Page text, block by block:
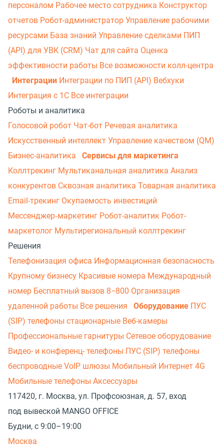
персоналом Рабочее место сотрудника Конструктор
отчетов Робот-администратор Управление рабочими
ресурсами База знаний Управление сделками ПИП
(API) для УВК (CRM) Чат для сайта Оценка
эффективности работы Все возможности колл-центра
Интеграции Интеграции по ПИП (API) Вебхуки
Интеграция с 1С Все интеграции
Роботы и аналитика
Голосовой робот Чат-бот Речевая аналитика
Искусственный интеллект Управление качеством (QM)
Бизнес-аналитика
Сервисы для маркетинга
Коллтрекинг Мультиканальная аналитика Анализ
конкурентов Сквозная аналитика Товарная аналитика
Email-трекинг Окупаемость инвестиций
Мессенджер‑маркетинг Робот-аналитик Робот-
маркетолог Мультирегиональный коллтрекинг
Решения
Телефонизация офиса Информационная безопасность
Крупному бизнесу Красивые номера Международный
номер Бесплатный вызов 8−800 Организация
удаленной работы Все решения Оборудование ПУС
(SIP) телефоны стационарные Веб-камеры
Профессиональные гарнитуры Сетевое оборудование
Видео- и конференц- телефоны ПУС (SIP) телефоны
беспроводные VoIP шлюзы Мобильный Интернет 4G
Мобильные телефоны Аксессуары
117420, г. Москва, ул. Профсоюзная, д. 57, вход
под вывеской MANGO OFFICE
Будни, с 9:00–19:00
Москва